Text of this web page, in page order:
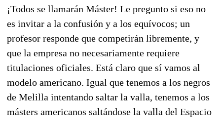
¡Todos se llamarán Máster! Le pregunto si eso no
es invitar a la confusión y a los equívocos; un
profesor responde que competirán libremente, y
que la empresa no necesariamente requiere
titulaciones oficiales. Está claro que sí vamos al
modelo americano. Igual que tenemos a los negros
de Melilla intentando saltar la valla, tenemos a los
másters americanos saltándose la valla del Espacio